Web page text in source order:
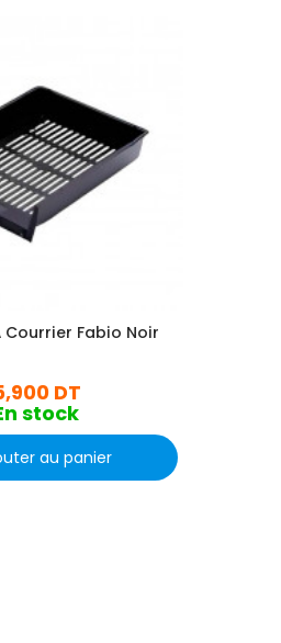
Courrier Fabio Noir
DT
stock
au panier